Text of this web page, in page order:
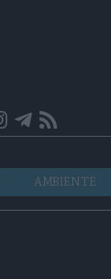
AMBIENTE